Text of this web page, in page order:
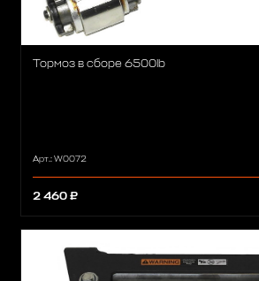
Тормоз в сборе 6500lb
Арт.: W0072
2 460 ₽